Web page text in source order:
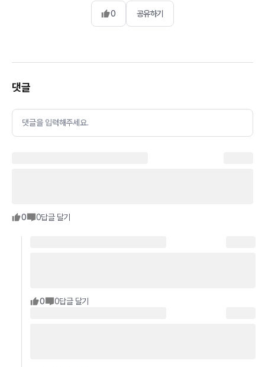
0 공유하기
댓글
댓글을 입력해주세요.
0 0답글 달기
0 0답글 달기